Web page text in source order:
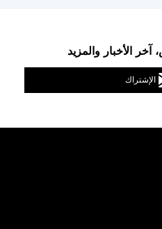
الأخبار والمزيد
الإشتراك